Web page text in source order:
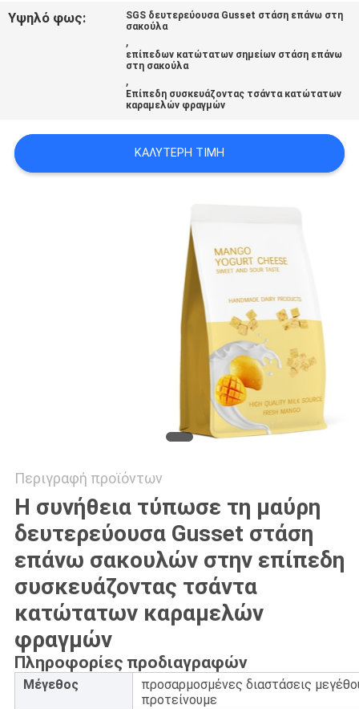
SITEMAP
Υψηλό φως:
SGS δευτερεύουσα Gusset στάση επάνω στη
σακούλα
,
επίπεδων κατώτατων σημείων στάση επάνω
στη σακούλα
,
Επίπεδη συσκευάζοντας τσάντα κατώτατων
καραμελών φραγμών
ΚΑΛΎΤΕΡΗ ΤΙΜΉ
Περιγραφή προϊόντων
Η συνήθεια τύπωσε τη μαύρη
δευτερεύουσα Gusset στάση
επάνω σακουλών στην επίπεδη
συσκευάζοντας τσάντα
κατώτατων καραμελών
φραγμών
Πληροφορίες προδιαγραφών
Μέγεθος
προσαρμοσμένες διαστάσεις
προτείνουμε